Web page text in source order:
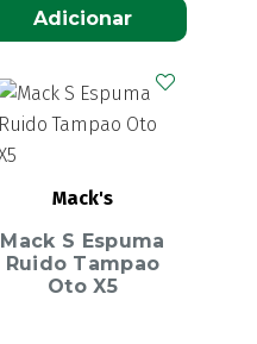
Adicionar
Mack's
Mack S Espuma
Ruido Tampao
Oto X5